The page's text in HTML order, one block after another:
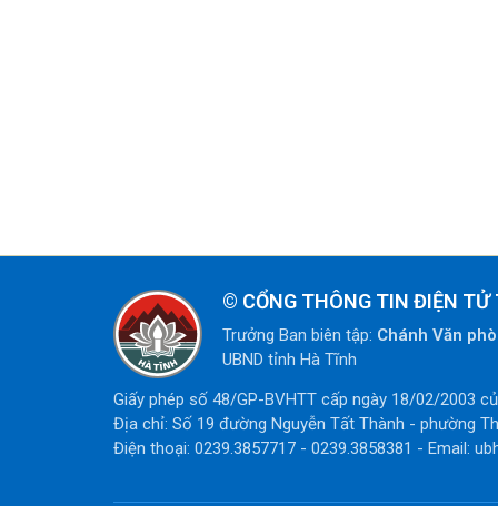
© CỔNG THÔNG TIN ĐIỆN
Trưởng Ban biên tập: Chánh Văn
UBND tỉnh Hà Tĩnh
Giấy phép số 48/GP-BVHTT cấp ngày 18/02/2003
Địa chỉ: Số 19 đường Nguyễn Tất Thành - phường
Điện thoại: 0239.3857717 - 0239.3858381 - Email: